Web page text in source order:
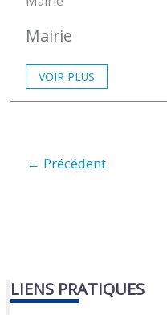
Mairie
VOIR PLUS
← Précédent
LIENS PRATIQUES